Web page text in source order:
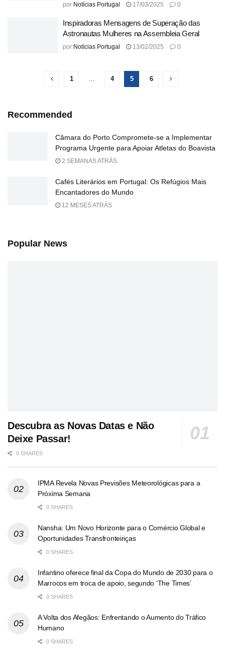
por Notícias Portugal 17/03/2025 0
Inspiradoras Mensagens de Superação das
Astronautas Mulheres na Assembleia Geral
por Notícias Portugal 13/02/2025 0
1 … 4 5 6
Recommended
Câmara do Porto Compromete-se a Implementar
Programa Urgente para Apoiar Atletas do Boavista
2 SEMANAS ATRÁS
Cafés Literários em Portugal: Os Refúgios Mais
Encantadores do Mundo
12 MESES ATRÁS
Popular News
Descubra as Novas Datas e Não
Deixe Passar!
0 SHARES
IPMA Revela Novas Previsões Meteorológicas para a
Próxima Semana
0 SHARES
Nansha: Um Novo Horizonte para o Comércio Global e
Oportunidades Transfronteiriças
0 SHARES
Infantino oferece final da Copa do Mundo de 2030 para o
Marrocos em troca de apoio, segundo ‘The Times’
0 SHARES
A Volta dos Afegãos: Enfrentando o Aumento do Tráfico
Humano
0 SHARES